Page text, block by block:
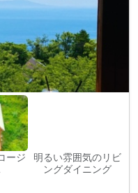
ージ
明るい雰囲気のリビ
ングダイニング